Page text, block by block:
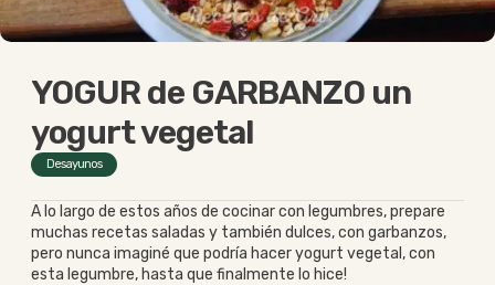
YOGUR de GARBANZO un
yogurt vegetal
Desayunos
A lo largo de estos años de cocinar con legumbres, prepare
muchas recetas saladas y también dulces, con garbanzos,
pero nunca imaginé que podría hacer yogurt vegetal, con
esta legumbre, hasta que finalmente lo hice!